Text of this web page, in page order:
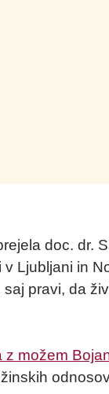
doc. dr.
Ljubljani in
pravi, da
z možem